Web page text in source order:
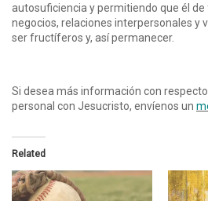
autosuficiencia y permitiendo que él
negocios, relaciones interpersonales y
ser fructíferos y, así permanecer.
Si desea más información con
personal con Jesucristo, envíenos un
Related